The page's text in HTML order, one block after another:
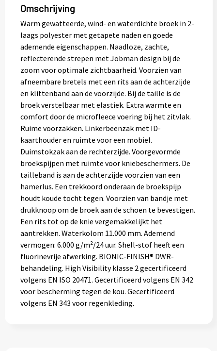
Omschrijving
Warm gewatteerde, wind- en waterdichte broek in 2-
laags polyester met getapete naden en goede
ademende eigenschappen. Naadloze, zachte,
reflecterende strepen met Jobman design bij de
zoom voor optimale zichtbaarheid. Voorzien van
afneembare bretels met een rits aan de achterzijde
en klittenband aan de voorzijde. Bij de taille is de
broek verstelbaar met elastiek. Extra warmte en
comfort door de microfleece voering bij het zitvlak.
Ruime voorzakken. Linkerbeenzak met ID-
kaarthouder en ruimte voor een mobiel.
Duimstokzak aan de rechterzijde. Voorgevormde
broekspijpen met ruimte voor kniebeschermers. De
tailleband is aan de achterzijde voorzien van een
hamerlus. Een trekkoord onderaan de broekspijp
houdt koude tocht tegen. Voorzien van bandje met
drukknoop om de broek aan de schoen te bevestigen.
Een rits tot op de knie vergemakkelijkt het
aantrekken. Waterkolom 11.000 mm. Ademend
vermogen: 6.000 g/m²/24 uur. Shell-stof heeft een
fluorinevrije afwerking. BIONIC-FINISH® DWR-
behandeling. High Visibility klasse 2 gecertificeerd
volgens EN ISO 20471. Gecertificeerd volgens EN 342
voor bescherming tegen de kou. Gecertificeerd
volgens EN 343 voor regenkleding.